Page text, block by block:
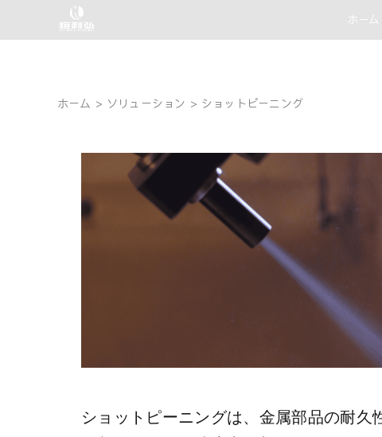
ホーム
ホーム ソリューション ショットピーニング
ショットピーニングは、金属部品の耐